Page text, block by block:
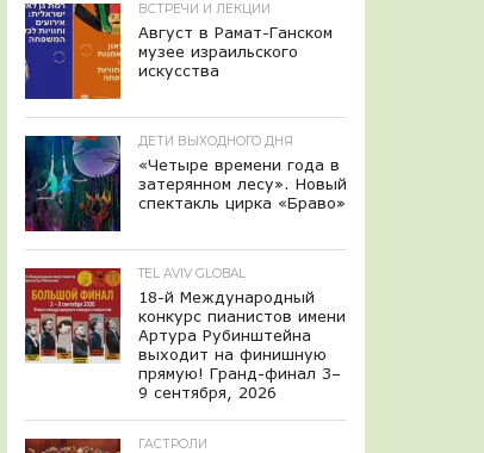
ВСТРЕЧИ И ЛЕКЦИИ
Август в Рамат-Ганском
музее израильского
искусства
ДЕТИ ВЫХОДНОГО ДНЯ
«Четыре времени года в
затерянном лесу». Новый
спектакль цирка «Браво»
TEL AVIV GLOBAL
18-й Международный
конкурс пианистов имени
Артура Рубинштейна
выходит на финишную
прямую! Гранд-финал 3–
9 сентября, 2026
ГАСТРОЛИ